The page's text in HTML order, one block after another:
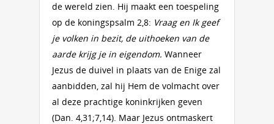
de wereld zien. Hij maakt een toespeling
op de koningspsalm 2,8: Vraag en Ik geef
je volken in bezit, de uithoeken van de
aarde krijg je in eigendom. Wanneer
Jezus de duivel in plaats van de Enige zal
aanbidden, zal hij Hem de volmacht over
al deze prachtige koninkrijken geven
(Dan. 4,31;7,14). Maar Jezus ontmaskert